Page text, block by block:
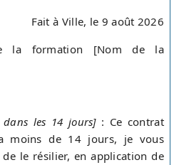
Fait à Ville, le 9 août 2026
la formation [Nom de la
les 14 jours]: Ce contrat
moins de 14 jours, je vous
le résilier, en application de